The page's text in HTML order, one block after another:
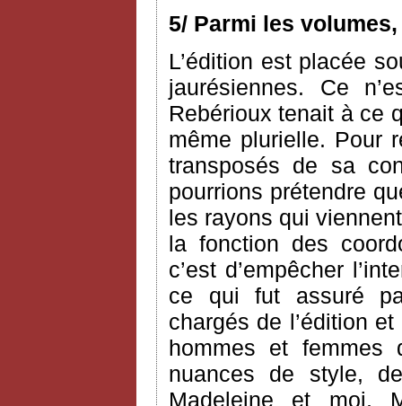
5/ Parmi les
L’édition est placée
jaurésiennes. Ce
Rebérioux tenait à ce
même plurielle. Pour
transposés de sa
pourrions prétendre
les rayons qui
la fonction des
c’est d’empêcher
ce qui fut assuré
chargés de l’édition
hommes et
nuances de style,
Madeleine et moi,